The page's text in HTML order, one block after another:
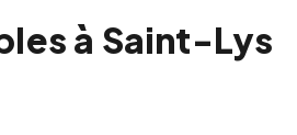
à Saint-Lys